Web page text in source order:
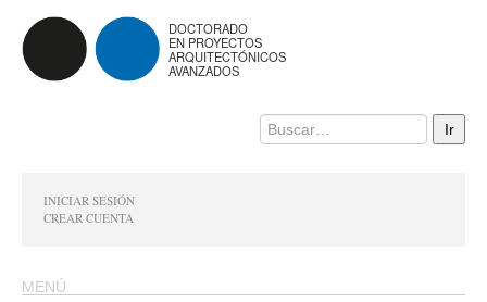
DOCTORADO
EN PROYECTOS
ARQUITECTÓNICOS
AVANZADOS
INICIAR SESIÓN
CREAR CUENTA
MENÚ